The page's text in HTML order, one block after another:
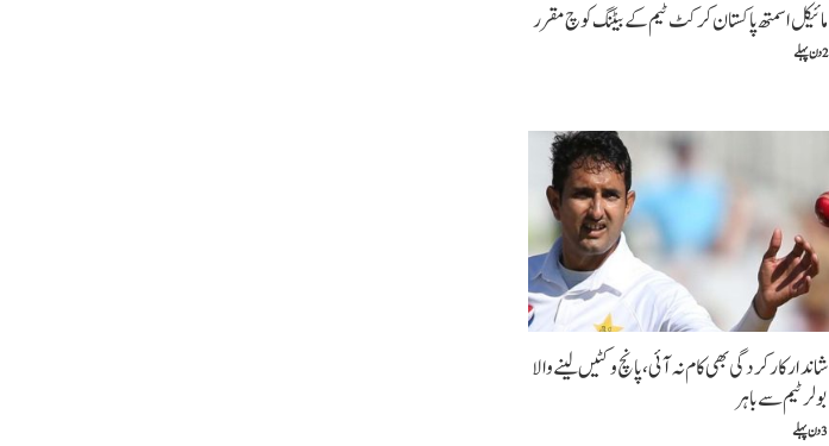
مائیکل اسمتھ پاکستان کرکٹ ٹیم کے بیٹنگ کوچ مقرر
2 دن پہلے
شاندار کارکردگی بھی کام نہ آئی، پانچ وکٹیں لینے والا
بولر ٹیم سے باہر
3 دن پہلے